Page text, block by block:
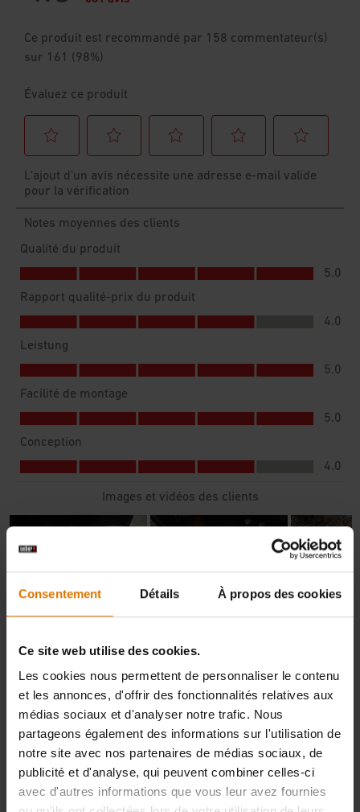
Consentement Détails À propos des cookies
Ce site web utilise des cookies.
Les cookies nous permettent de personnaliser le contenu
et les annonces, d'offrir des fonctionnalités relatives aux
médias sociaux et d'analyser notre trafic. Nous
partageons également des informations sur l'utilisation de
notre site avec nos partenaires de médias sociaux, de
publicité et d'analyse, qui peuvent combiner celles-ci
avec d'autres informations que vous leur avez fournies